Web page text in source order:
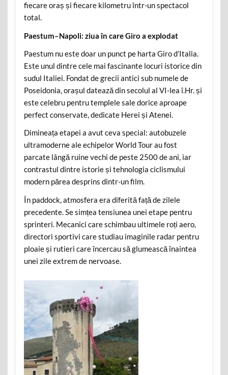
fiecare oraș și fiecare kilometru într-un spectacol
total.
Paestum–Napoli: ziua în care Giro a explodat
Paestum nu este doar un punct pe harta Giro d’Italia.
Este unul dintre cele mai fascinante locuri istorice din
sudul Italiei. Fondat de grecii antici sub numele de
Poseidonia, orașul datează din secolul al VI-lea î.Hr. și
este celebru pentru templele sale dorice aproape
perfect conservate, dedicate Herei și Atenei.
Dimineața etapei a avut ceva special: autobuzele
ultramoderne ale echipelor World Tour au fost
parcate lângă ruine vechi de peste 2500 de ani, iar
contrastul dintre istorie și tehnologia ciclismului
modern părea desprins dintr-un film.
În paddock, atmosfera era diferită față de zilele
precedente. Se simțea tensiunea unei etape pentru
sprinteri. Mecanici care schimbau ultimele roți aero,
directori sportivi care studiau imaginile radar pentru
ploaie și rutieri care încercau să glumească înaintea
unei zile extrem de nervoase.